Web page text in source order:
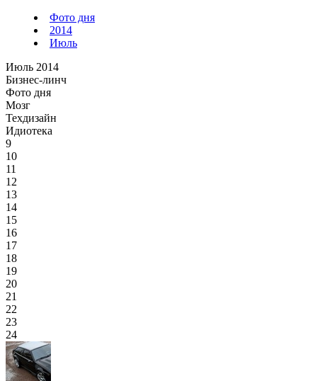
Фото дня
2014
Июль
Июль 2014
Бизнес-линч
Фото дня
Мозг
Техдизайн
Идиотека
9
10
11
12
13
14
15
16
17
18
19
20
21
22
23
24